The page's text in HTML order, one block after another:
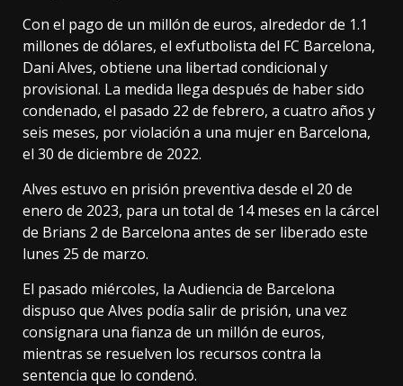
Con el pago de un millón de euros, alrededor de 1.1
millones de dólares, el exfutbolista del FC Barcelona,
Dani Alves, obtiene una libertad condicional y
provisional. La medida llega después de haber sido
condenado, el pasado 22 de febrero, a cuatro años y
seis meses, por violación a una mujer en Barcelona,
el 30 de diciembre de 2022.
Alves estuvo en prisión preventiva desde el 20 de
enero de 2023, para un total de 14 meses en la cárcel
de Brians 2 de Barcelona antes de ser liberado este
lunes 25 de marzo.
El pasado miércoles, la Audiencia de Barcelona
dispuso que Alves podía salir de prisión, una vez
consignara una fianza de un millón de euros,
mientras se resuelven los recursos contra la
sentencia que lo condenó.